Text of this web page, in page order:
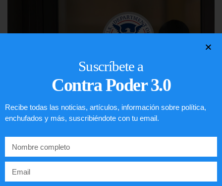
Comunistas no son bienvenidos en
EE.UU.
Suscríbete a
Contra Poder 3.0
Recibe todas las noticias, artículos, información sobre política,
enchufados y más, suscribiéndote con tu email.